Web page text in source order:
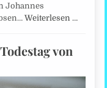
Johannes
Weiterlesen …
von